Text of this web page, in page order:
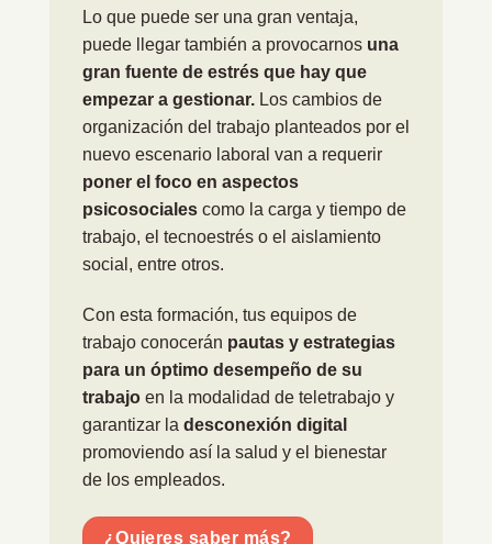
Lo que puede ser una gran ventaja,
puede llegar también a provocarnos una
gran fuente de estrés que hay que
empezar a gestionar. Los cambios de
organización del trabajo planteados por el
nuevo escenario laboral van a requerir
poner el foco en aspectos
psicosociales como la carga y tiempo de
trabajo, el tecnoestrés o el aislamiento
social, entre otros.
Con esta formación, tus equipos de
trabajo conocerán pautas y estrategias
para un óptimo desempeño de su
trabajo en la modalidad de teletrabajo y
garantizar la desconexión digital
promoviendo así la salud y el bienestar
de los empleados.
¿Quieres saber más?